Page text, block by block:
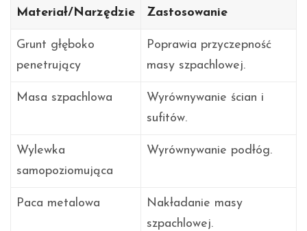
Materiał/Narzędzie Zastosowanie
Grunt głęboko
penetrujący
Poprawia przyczepność
masy szpachlowej.
Masa szpachlowa
Wyrównywanie ścian i
sufitów.
Wylewka
samopoziomująca
Wyrównywanie podłóg.
Paca metalowa
Nakładanie masy
szpachlowej.